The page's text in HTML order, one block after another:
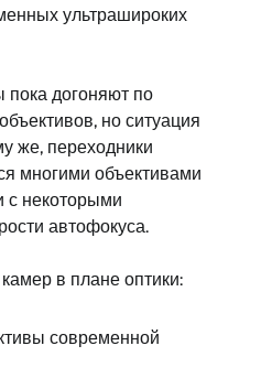
ультрашироких
пока догоняют по
но ситуация
же, переходники
многими объективами
с некоторыми
автофокуса.
в плане оптики:
современной